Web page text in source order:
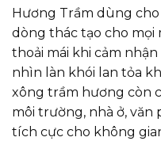
Hương Trầm dùng
dòng thác tạo cho mọi
thoải mái khi cảm
nhìn làn khói lan tỏa
xông trầm hương còn
môi trường, nhà ở,
tích cực cho không